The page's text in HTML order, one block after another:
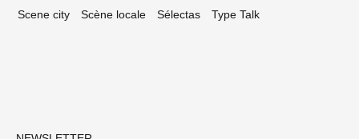
Scene city
Scène locale Sélectas Type Talk